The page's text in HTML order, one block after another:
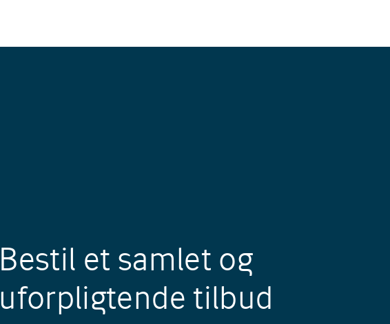
Bestil et samlet og
uforpligtende tilbud